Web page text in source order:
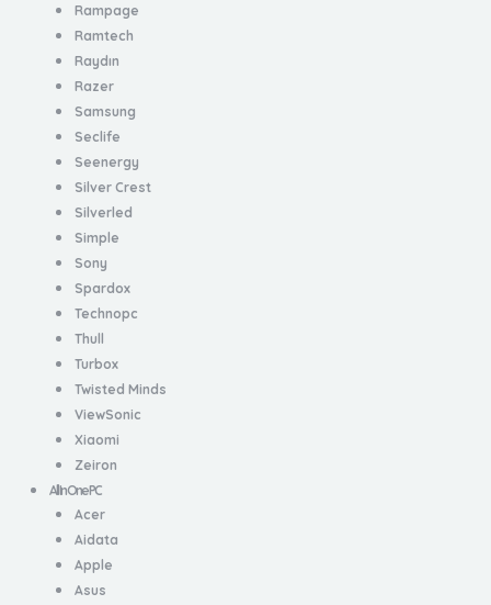
Rampage
Ramtech
Raydın
Razer
Samsung
Seclife
Seenergy
Silver Crest
Silverled
Simple
Sony
Spardox
Technopc
Thull
Turbox
Twisted Minds
ViewSonic
Xiaomi
Zeiron
All In One PC
Acer
Aidata
Apple
Asus